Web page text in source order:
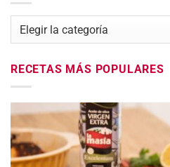
Categorías
RECETAS MÁS POPULARES